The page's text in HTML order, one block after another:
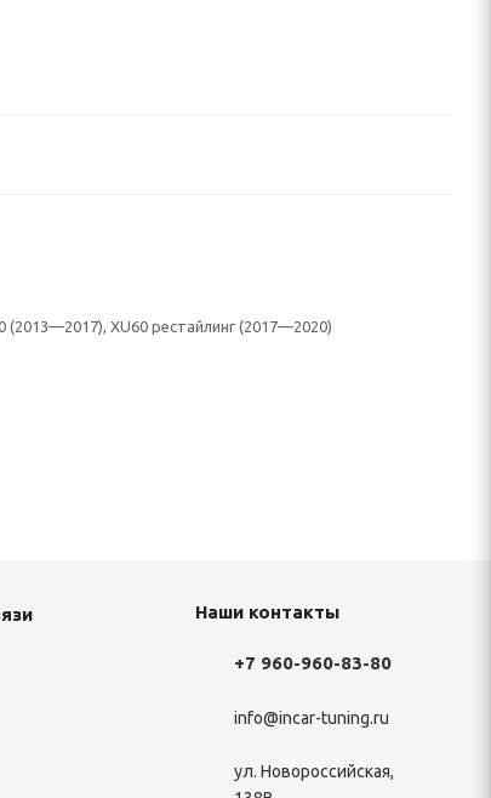
(2013—2017), XU60 рестайлинг (2017—2020)
Наши контакты
+7 960-960-83-80
info@incar-tuning.ru
ул. Новороссийская,